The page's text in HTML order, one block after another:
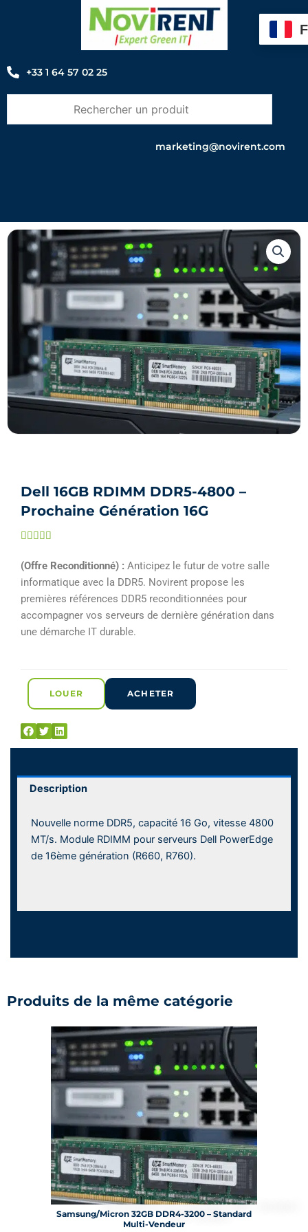
+33 1 64 57 02 25
marketing@novirent.com
Dell 16GB RDIMM DDR5-4800 –
Prochaine Génération 16G
    
sur
5
(Offre Reconditionné) : Anticipez le futur de votre salle
informatique avec la DDR5. Novirent propose les
premières références DDR5 reconditionnées pour
accompagner vos serveurs de dernière génération dans
une démarche IT durable.
LOUER ACHETER
Description
Nouvelle norme DDR5, capacité 16 Go, vitesse 4800
MT/s. Module RDIMM pour serveurs Dell PowerEdge
de 16ème génération (R660, R760).
Produits de la même catégorie
Samsung/Micron 32GB DDR4-3200 – Standard
Multi-Vendeur